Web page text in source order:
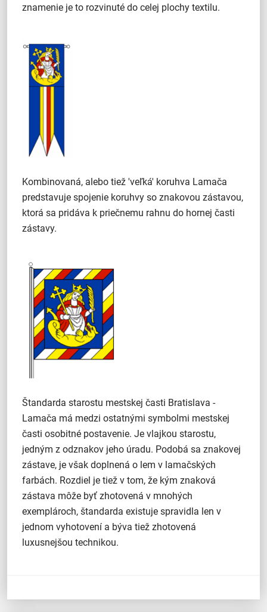
znamenie je to rozvinuté do celej plochy textilu.
Kombinovaná, alebo tiež 'veľká' koruhva Lamača
predstavuje spojenie koruhvy so znakovou zástavou,
ktorá sa pridáva k priečnemu rahnu do hornej časti
zástavy.
Štandarda starostu mestskej časti Bratislava -
Lamača má medzi ostatnými symbolmi mestskej
časti osobitné postavenie. Je vlajkou starostu,
jedným z odznakov jeho úradu. Podobá sa znakovej
zástave, je však doplnená o lem v lamačských
farbách. Rozdiel je tiež v tom, že kým znaková
zástava môže byť zhotovená v mnohých
exemplároch, štandarda existuje spravidla len v
jednom vyhotovení a býva tiež zhotovená
luxusnejšou technikou.